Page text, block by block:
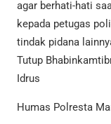
agar berhati-hati
kepada petugas
tindak pidana
Tutup
Idrus
Humas Polresta